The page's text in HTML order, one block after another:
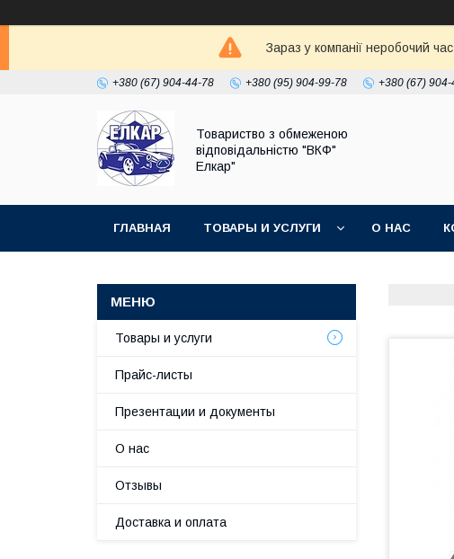
Зараз у компанії неробочий
+380 (67) 904-44-78 +380 (95) 904-99-78 +380 (67) 904-
Товариство з обмеженою
відповідальністю "ВКФ"
Елкар"
ГЛАВНАЯ ТОВАРЫ И УСЛУГИ О НАС
Товары и услуги
Прайс-листы
Презентации и документы
О нас
Отзывы
Доставка и оплата